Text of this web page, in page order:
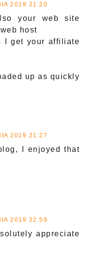
2019 21:20
your web site
host
I get your affiliate
up as quickly
2019 21:27
I enjoyed that
2019 22:59
appreciate